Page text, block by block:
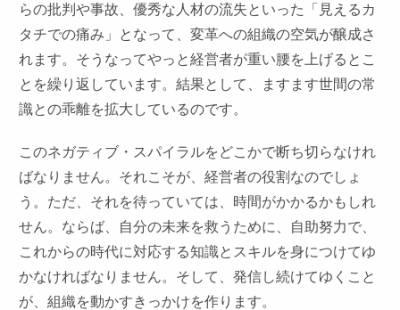
らの批判や事故、優秀な人材の流失といった「見えるカ
タチでの痛み」となって、変革への組織の空気が醸成さ
れます。そうなってやっと経営者が重い腰を上げるとこ
とを繰り返しています。結果として、ますます世間の常
識との乖離を拡大しているのです。
このネガティブ・スパイラルをどこかで断ち切らなけれ
ばなりません。それこそが、経営者の役割なのでしょ
う。ただ、それを待っていては、時間がかかるかもしれ
せん。ならば、自分の未来を救うために、自助努力で、
これからの時代に対応する知識とスキルを身につけてゆ
かなければなりません。そして、発信し続けてゆくこと
が、組織を動かすきっかけを作ります。